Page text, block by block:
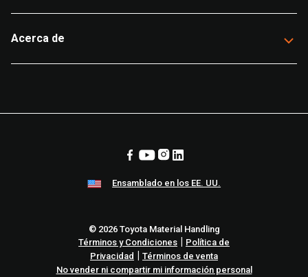
Acerca de
Ensamblado en los EE. UU.
© 2026 Toyota Material Handling
Términos y Condiciones
Política de
Privacidad
Términos de venta
No vender ni compartir mi información personal